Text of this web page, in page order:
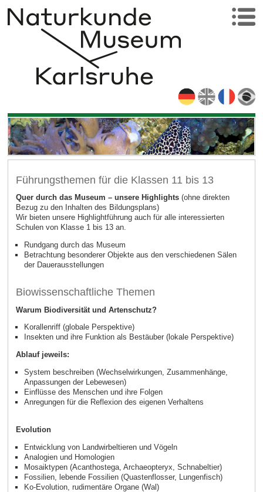
Führungsthemen für die Klassen 11 bis 13
Quer durch das Museum – unsere Highlights (ohne direkten
Bezug zu den Inhalten des Bildungsplans)
Wir bieten unsere Highlightführung auch für alle interessierten
Schulen von Klasse 1 bis 13 an.
Rundgang durch das Museum
Betrachtung besonderer Objekte aus den verschiedenen Sälen
der Dauerausstellungen
Biowissenschaftliche Themen
Warum Biodiversität und Artenschutz?
Korallenriff (globale Perspektive)
Insekten und ihre Funktion als Bestäuber (lokale Perspektive)
Ablauf jeweils:
System beschreiben (Wechselwirkungen, Zusammenhänge,
Anpassungen der Lebewesen)
Einflüsse des Menschen und ihre Folgen
Anregungen für die Reflexion des eigenen Verhaltens
Evolution
Entwicklung von Landwirbeltieren und Vögeln
Analogien und Homologien
Mosaiktypen (Acanthostega, Archaeopteryx, Schnabeltier)
Fossilien, lebende Fossilien (Quastenflosser, Lungenfisch)
Ko-Evolution, rudimentäre Organe (Wal)